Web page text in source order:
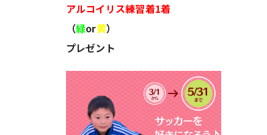
アルコイリス練習着1着
（緑or黄）
プレゼント